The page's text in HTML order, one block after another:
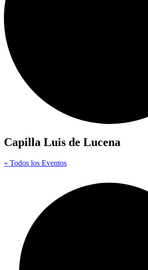
Capilla Luis de Lucena
« Todos los Eventos